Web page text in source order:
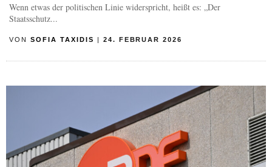
Wenn etwas der politischen Linie widerspricht, heißt es: „Der
Staatsschutz...
VON SOFIA TAXIDIS | 24. FEBRUAR 2026